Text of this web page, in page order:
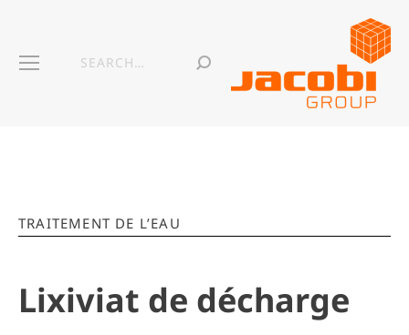
TRAITEMENT DE L’EAU
Lixiviat de décharge